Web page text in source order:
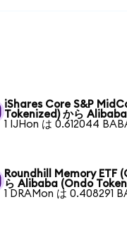
iShares Core S&P
Tokenized) から
1 IJHon は 0.612044
Roundhill Memory ETF
ら Alibaba (Ondo
1 DRAMon は 0.408291